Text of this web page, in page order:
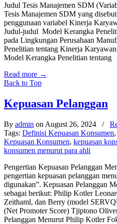
Judul Tesis Manajemen SDM
Tesis Manajemen SDM yang
penggunaan variabel Kinerja
Judul-judul Model Kerangka
pada Lingkungan Perusahaan
Penelitian tentang Kinerja
Model Kerangka Penelitian tentang
Read more →
Back to Top
Kepuasan Pelanggan
By admin on August 26, 2024 /
Tags: Definisi Kepuasan Konsumen,
Kepuasan Konsumen, kepuasan
konsumen menurut para ahli
Pengertian Kepuasan Pelanggan
pengertian kepuasan pelanggan
digunakan”. Kepuasan Pelanggan
sebagai berikut: Philip Kotler
Zeithaml, dan Berry (model
(Net Promoter Score) Tjiptono
Pelanggan Menurut Philip Kotler